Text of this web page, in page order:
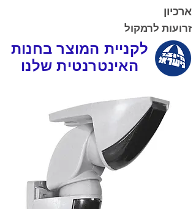
ארכיון
זרועות לרמקול
לקניית המוצר בחנות
האינטרנטית שלנו